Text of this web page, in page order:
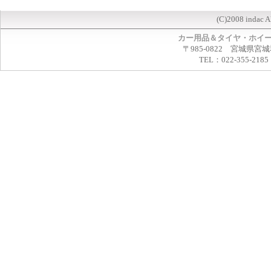
(C)2008 indac
カー用品＆タイヤ・ホイ
〒985-0822 宮城県宮城
TEL：022-355-